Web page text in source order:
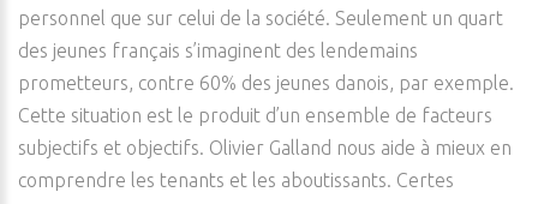
personnel que sur celui de la société. Seulement un quart
des jeunes français s’imaginent des lendemains
prometteurs, contre 60% des jeunes danois, par exemple.
Cette situation est le produit d’un ensemble de facteurs
subjectifs et objectifs. Olivier Galland nous aide à mieux en
comprendre les tenants et les aboutissants. Certes